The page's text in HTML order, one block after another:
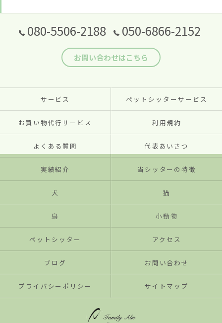
080-5506-2188 050-6866-2152
お問い合わせはこちら
サービス ペットシッターサービス
お買い物代行サービス 利用規約
よくある質問 代表あいさつ
実績紹介 当シッターの特徴
犬 猫
鳥 小動物
ペットシッター アクセス
ブログ お問い合わせ
プライバシーポリシー サイトマップ